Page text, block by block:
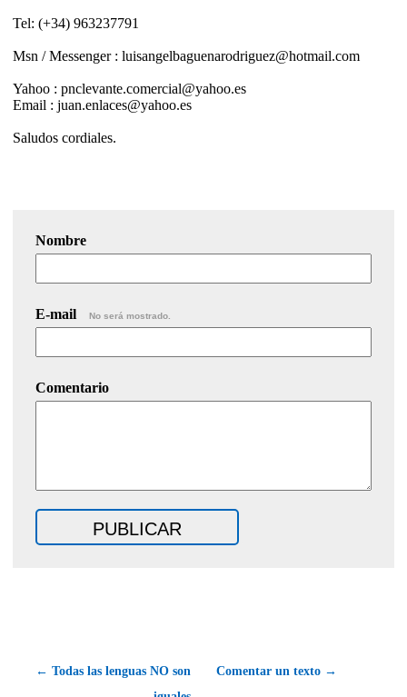
Tel: (+34) 963237791
Msn / Messenger : luisangelbaguenarodriguez@hotmail.com
Yahoo : pnclevante.comercial@yahoo.es
Email : juan.enlaces@yahoo.es
Saludos cordiales.
Nombre
E-mail No será mostrado.
Comentario
← Todas las lenguas NO son
Comentar un texto →